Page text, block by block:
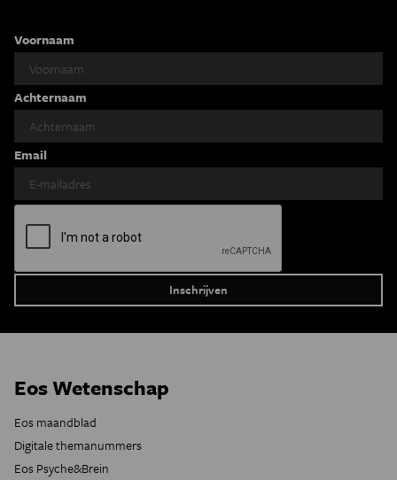
Voornaam
Achternaam
Email
Eos Wetenschap
Eos maandblad
Digitale themanummers
Eos Psyche&Brein